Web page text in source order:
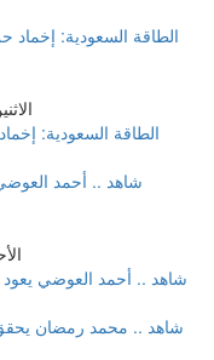
الاثنين 10 أغسطس 2026
الطاقة السعودية:
الأحد 09 أغسطس